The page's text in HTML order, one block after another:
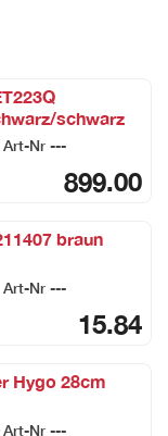
schwarz
Art-Nr ---
899.00
braun
Art-Nr ---
15.84
Hygo 28cm
Art-Nr ---